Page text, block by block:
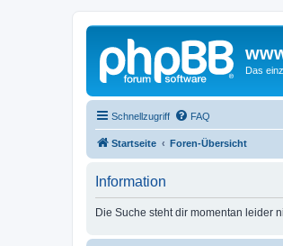
Das
Schnellzugriff FAQ
Startseite Foren-Übersicht
Information
Die Suche steht dir momentan leider